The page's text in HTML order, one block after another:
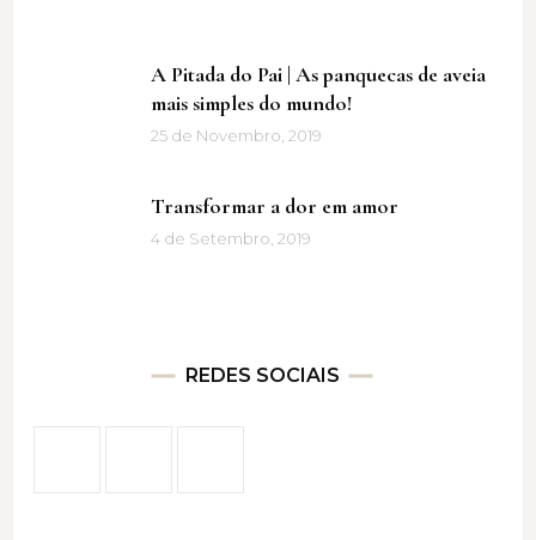
A Pitada do Pai | As panquecas de aveia
mais simples do mundo!
25 de Novembro, 2019
Transformar a dor em amor
4 de Setembro, 2019
REDES SOCIAIS